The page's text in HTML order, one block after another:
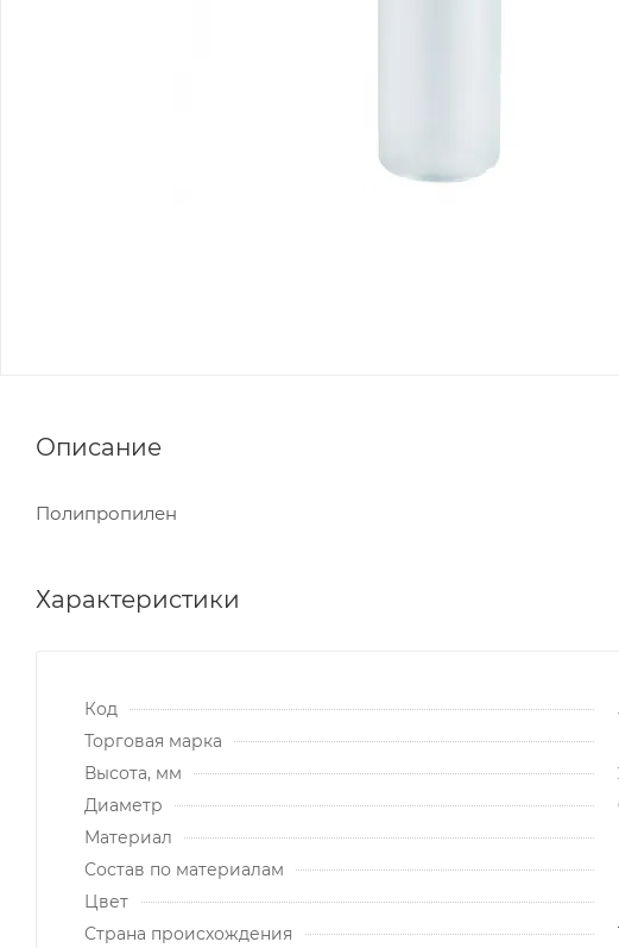
Описание
Полипропилен
Характеристики
Код
Торговая марка
Высота, мм
Диаметр
Материал
Состав по материалам
Цвет
Страна происхождения